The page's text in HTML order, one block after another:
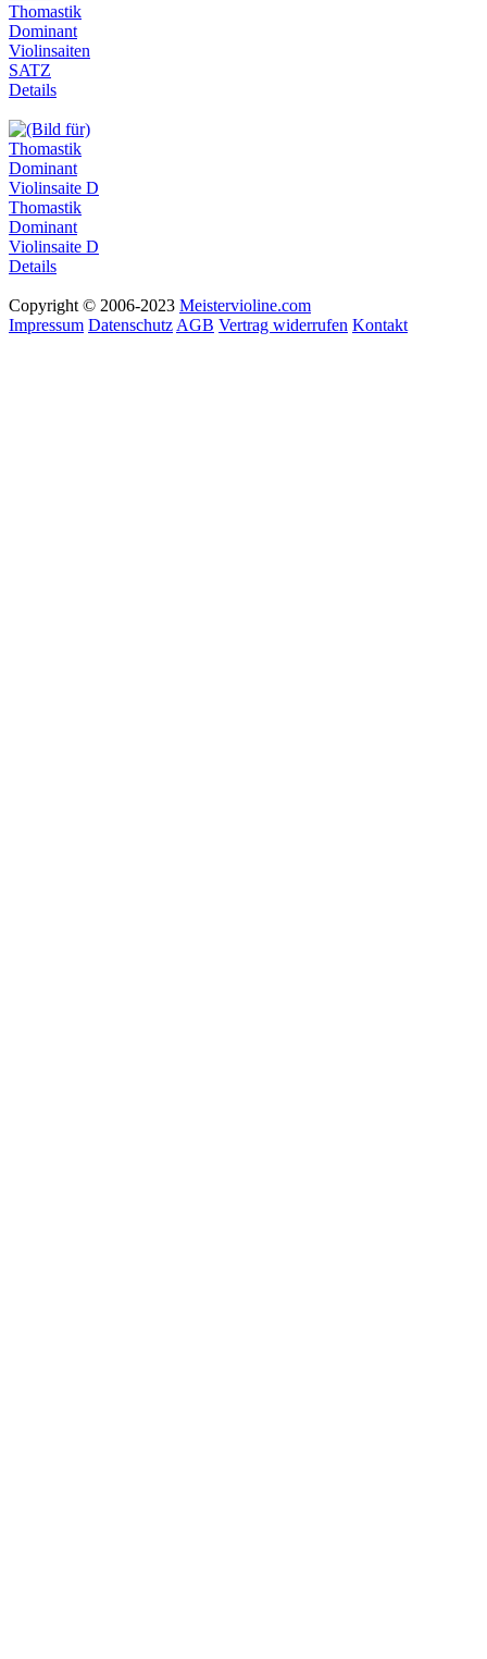
Thomastik
Dominant
Violinsaiten
SATZ
Details
Thomastik
Dominant
Violinsaite D
Details
Copyright © 2006-2023 Meistervioline.com
Impressum Datenschutz AGB Vertrag widerrufen Kontakt